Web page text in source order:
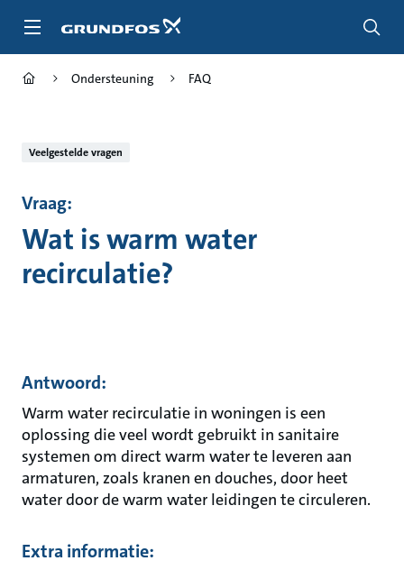
naar
Ondersteuning FAQ
Veelgestelde vragen
Vraag:
Wat is warm water
recirculatie?
Antwoord:
Warm water recirculatie in woningen is een
oplossing die veel wordt gebruikt in sanitaire
systemen om direct warm water te leveren aan
armaturen, zoals kranen en douches, door heet
water door de warm water leidingen te circuleren.
Extra informatie: